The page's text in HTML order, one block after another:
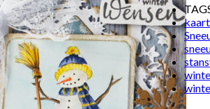
kaart